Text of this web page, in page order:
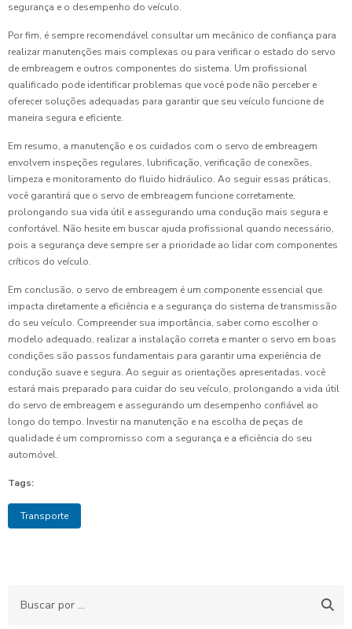
segurança e o desempenho do veículo.
Por fim, é sempre recomendável consultar um mecânico de confiança para
realizar manutenções mais complexas ou para verificar o estado do servo
de embreagem e outros componentes do sistema. Um profissional
qualificado pode identificar problemas que você pode não perceber e
oferecer soluções adequadas para garantir que seu veículo funcione de
maneira segura e eficiente.
Em resumo, a manutenção e os cuidados com o servo de embreagem
envolvem inspeções regulares, lubrificação, verificação de conexões,
limpeza e monitoramento do fluido hidráulico. Ao seguir essas práticas,
você garantirá que o servo de embreagem funcione corretamente,
prolongando sua vida útil e assegurando uma condução mais segura e
confortável. Não hesite em buscar ajuda profissional quando necessário,
pois a segurança deve sempre ser a prioridade ao lidar com componentes
críticos do veículo.
Em conclusão, o servo de embreagem é um componente essencial que
impacta diretamente a eficiência e a segurança do sistema de transmissão
do seu veículo. Compreender sua importância, saber como escolher o
modelo adequado, realizar a instalação correta e manter o servo em boas
condições são passos fundamentais para garantir uma experiência de
condução suave e segura. Ao seguir as orientações apresentadas, você
estará mais preparado para cuidar do seu veículo, prolongando a vida útil
do servo de embreagem e assegurando um desempenho confiável ao
longo do tempo. Investir na manutenção e na escolha de peças de
qualidade é um compromisso com a segurança e a eficiência do seu
automóvel.
Tags:
Transporte